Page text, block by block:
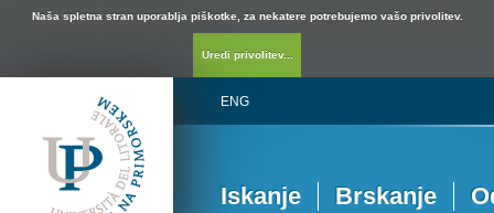
Naša spletna stran uporablja piškotke, za nekatere potrebujemo vašo privolitev.
Uredi privolitev...
ENG
Iskanje Brskanje